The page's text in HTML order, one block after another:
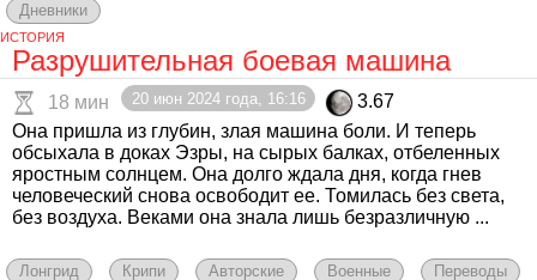
Дневники
ИСТОРИЯ
Разрушительная боевая машина
18 мин 20 июн 2024 года, 16:16
3.67
Она пришла из глубин, злая машина боли. И теперь
обсыхала в доках Эзры, на сырых балках, отбеленных
яростным солнцем. Она долго ждала дня, когда гнев
человеческий снова освободит ее. Томилась без света,
без воздуха. Веками она знала лишь безразличную ...
Лонгрид Крипи Авторские Военные Переводы